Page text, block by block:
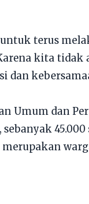
terus
kita
dan
Umum dan